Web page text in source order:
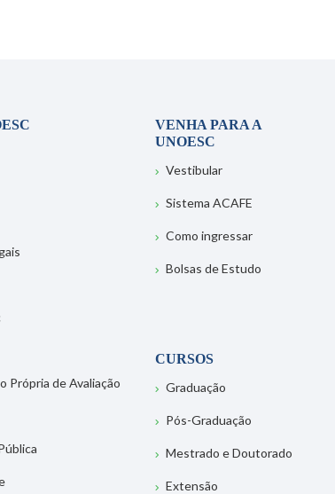
Própria de Avaliação
VENHA PARA A
UNOESC
Vestibular
Sistema ACAFE
Como ingressar
Bolsas de Estudo
CURSOS
Graduação
Pós-Graduação
Mestrado e Doutorado
Extensão